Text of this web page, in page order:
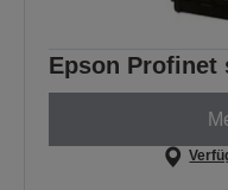
Epson Profinet